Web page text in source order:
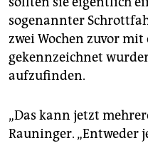
sogenannter
zwei Wochen zuvor
gekennzeichnet
aufzufinden.
„Das kann jetzt
Rauninger. „Entweder